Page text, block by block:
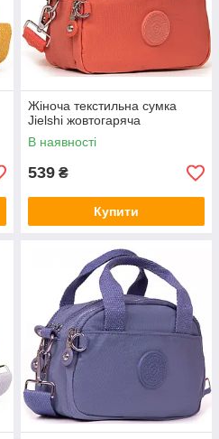
Жіноча текстильна сумка
Jielshi жовтогаряча
В наявності
539 ₴
Купити